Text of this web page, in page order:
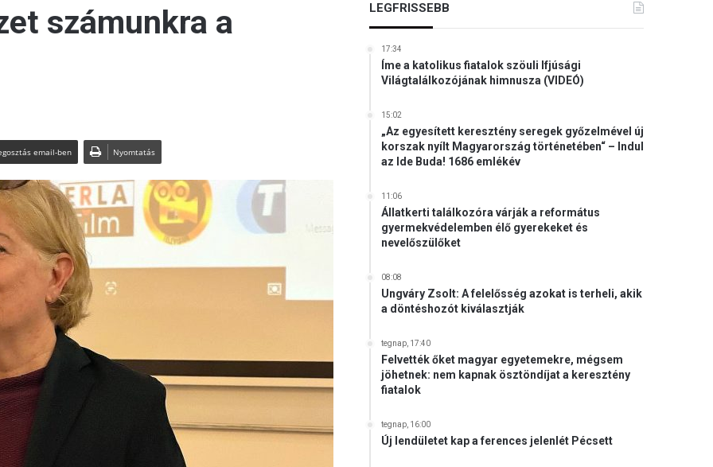
számunkra a
email-ben Nyomtatás
LEGFRISSEBB
17:34
Íme a katolikus fiatalok szöuli Ifjúsági
Világtalálkozójának himnusza (VIDEÓ)
15:02
„Az egyesített keresztény seregek győzelmével új
korszak nyílt Magyarország történetében“ – Indul
az Ide Buda! 1686 emlékév
11:06
Állatkerti találkozóra várják a református
gyermekvédelemben élő gyerekeket és
nevelőszülőket
08:08
Ungváry Zsolt: A felelősség azokat is terheli, akik
a döntéshozót kiválasztják
tegnap, 17:40
Felvették őket magyar egyetemekre, mégsem
jöhetnek: nem kapnak ösztöndíjat a keresztény
fiatalok
tegnap, 16:00
Új lendületet kap a ferences jelenlét Pécsett